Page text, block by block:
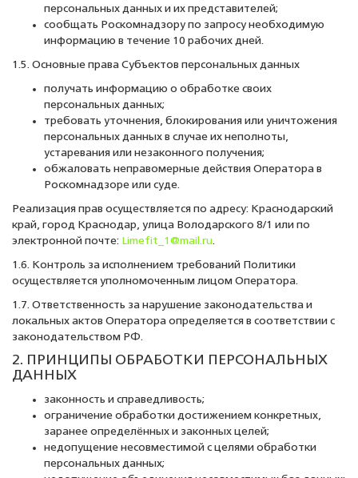
персональных данных и их представителей;
сообщать Роскомнадзору по запросу необходимую
информацию в течение 10 рабочих дней.
1.5. Основные права Субъектов персональных данных
получать информацию о обработке своих
персональных данных;
требовать уточнения, блокирования или уничтожения
персональных данных в случае их неполноты,
устаревания или незаконного получения;
обжаловать неправомерные действия Оператора в
Роскомнадзоре или суде.
Реализация прав осуществляется по адресу: Краснодарский
край, город Краснодар, улица Володарского 8/1 или по
электронной почте: Limefit_1@mail.ru.
1.6. Контроль за исполнением требований Политики
осуществляется уполномоченным лицом Оператора.
1.7. Ответственность за нарушение законодательства и
локальных актов Оператора определяется в соответствии с
законодательством РФ.
2. ПРИНЦИПЫ ОБРАБОТКИ ПЕРСОНАЛЬНЫХ
ДАННЫХ
законность и справедливость;
ограничение обработки достижением конкретных,
заранее определённых и законных целей;
недопущение несовместимой с целями обработки
персональных данных;